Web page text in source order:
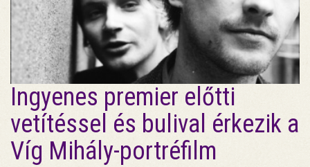
Ingyenes premier előtti
vetítéssel és bulival érkezik a
Víg Mihály-portréfilm